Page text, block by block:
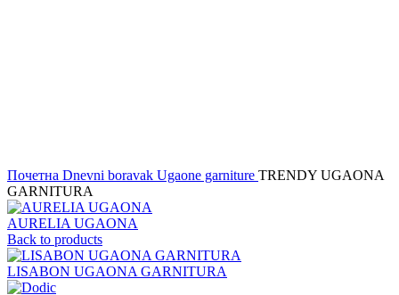
Почетна Dnevni boravak Ugaone garniture TRENDY UGAONA
GARNITURA
AURELIA UGAONA
Back to products
LISABON UGAONA GARNITURA